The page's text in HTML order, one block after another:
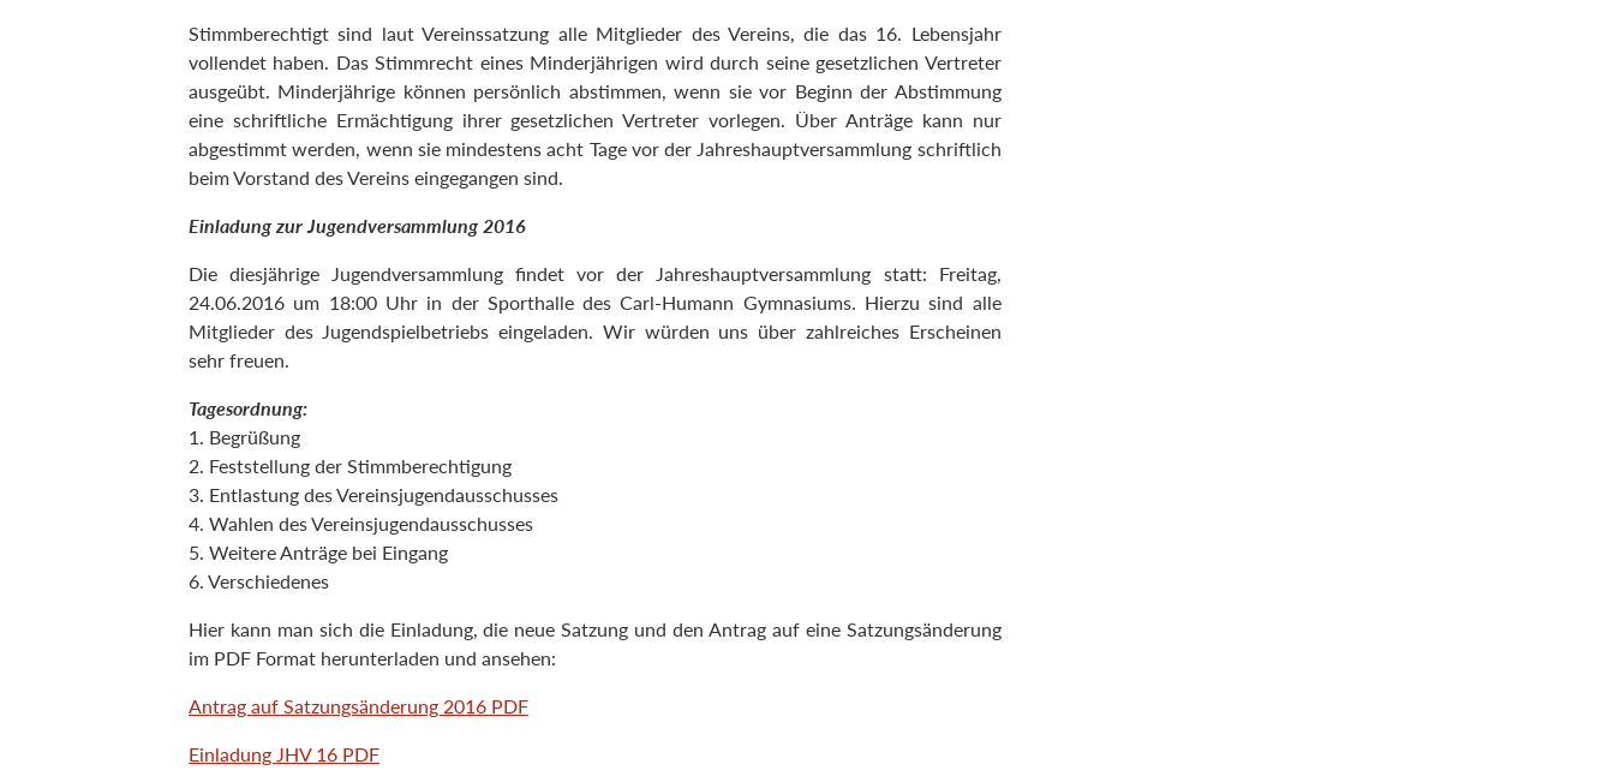
Stimmberechtigt sind laut Vereinssatzung alle Mitglieder des Vereins, die das 16. Lebensjahr
vollendet haben. Das Stimmrecht eines Minderjährigen wird durch seine gesetzlichen Vertreter
ausgeübt. Minderjährige können persönlich abstimmen, wenn sie vor Beginn der Abstimmung
eine schriftliche Ermächtigung ihrer gesetzlichen Vertreter vorlegen. Über Anträge kann nur
abgestimmt werden, wenn sie mindestens acht Tage vor der Jahreshauptversammlung schriftlich
beim Vorstand des Vereins eingegangen sind.
Einladung zur Jugendversammlung 2016
Die diesjährige Jugendversammlung findet vor der Jahreshauptversammlung statt: Freitag,
24.06.2016 um 18:00 Uhr in der Sporthalle des Carl-Humann Gymnasiums. Hierzu sind alle
Mitglieder des Jugendspielbetriebs eingeladen. Wir würden uns über zahlreiches Erscheinen
sehr freuen.
Tagesordnung:
1. Begrüßung
2. Feststellung der Stimmberechtigung
3. Entlastung des Vereinsjugendausschusses
4. Wahlen des Vereinsjugendausschusses
5. Weitere Anträge bei Eingang
6. Verschiedenes
Hier kann man sich die Einladung, die neue Satzung und den Antrag auf eine Satzungsänderung
im PDF Format herunterladen und ansehen:
Antrag auf Satzungsänderung 2016 PDF
Einladung JHV 16 PDF